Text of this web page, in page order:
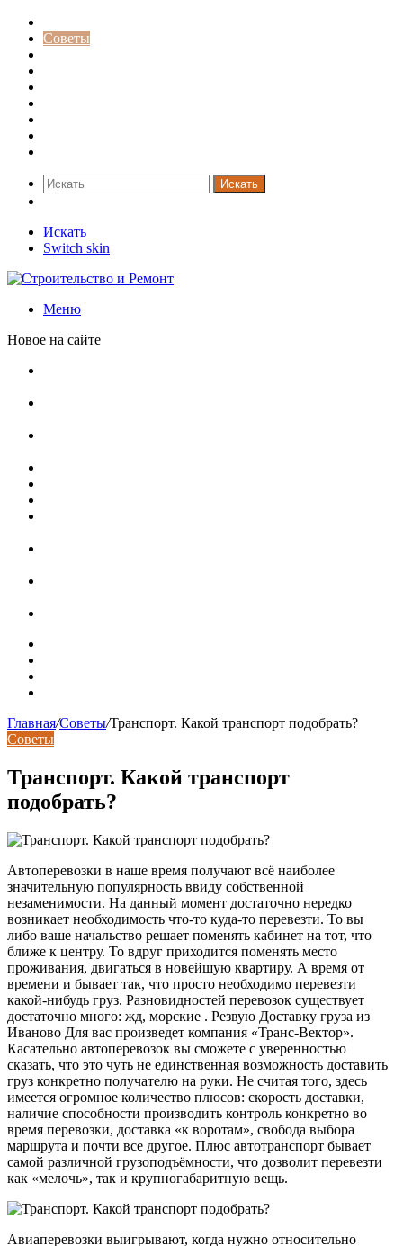
Советы
Искать
Искать
Switch skin
Меню
Новое на сайте
Главная/Советы/Транспорт. Какой транспорт подобрать?
Советы
Транспорт. Какой транспорт
подобрать?
Автоперевозки в наше время получают всё наиболее
значительную популярность ввиду собственной
незаменимости. На данный момент достаточно нередко
возникает необходимость что-то куда-то перевезти. То вы
либо ваше начальство решает поменять кабинет на тот, что
ближе к центру. То вдруг приходится поменять место
проживания, двигаться в новейшую квартиру. А время от
времени и бывает так, что просто необходимо перевезти
какой-нибудь груз. Разновидностей перевозок существует
достаточно много: жд, морские . Резвую Доставку груза из
Иваново Для вас произведет компания «Транс-Вектор».
Касательно автоперевозок вы сможете с уверенностью
сказать, что это чуть не единственная возможность доставить
груз конкретно получателю на руки. Не считая того, здесь
имеется огромное количество плюсов: скорость доставки,
наличие способности производить контроль конкретно во
время перевозки, доставка «к воротам», свобода выбора
маршрута и почти все другое. Плюс автотранспорт бывает
самой различной грузоподъёмности, что дозволит перевезти
как «мелочь», так и крупногабаритную вещь.
Авиаперевозки выигрывают, когда нужно относительно